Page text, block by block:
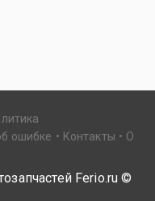
ошибке Контакты
О
Ferio.ru ©